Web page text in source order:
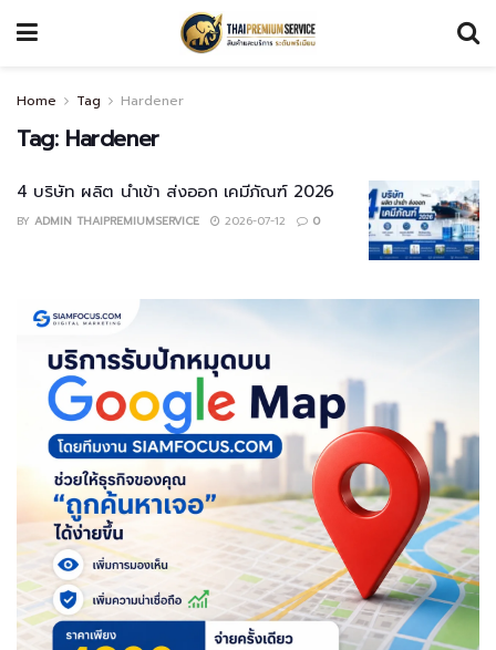
Home Tag Hardener
Tag: Hardener
4 บริษัท ผลิต นำเข้า ส่งออก เคมีภัณฑ์ 2026
BY ADMIN THAIPREMIUMSERVICE 2026-07-12 0